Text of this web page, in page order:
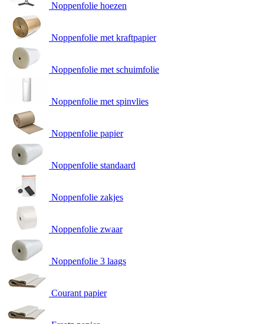
Noppenfolie hoezen
Noppenfolie met kraftpapier
Noppenfolie met schuimfolie
Noppenfolie met spinvlies
Noppenfolie papier
Noppenfolie standaard
Noppenfolie zakjes
Noppenfolie zwaar
Noppenfolie 3 laags
Courant papier